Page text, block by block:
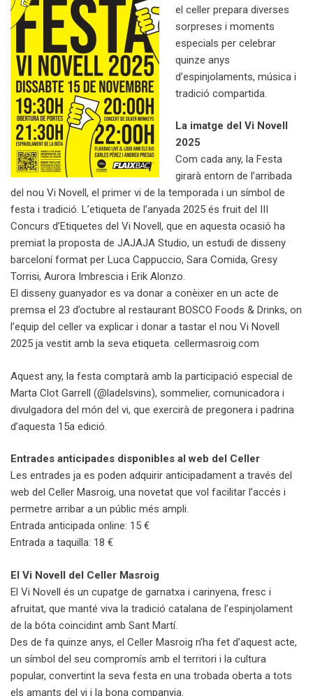
el celler prepara diverses
sorpreses i moments
especials per celebrar
quinze anys
d’espinjolaments, música i
tradició compartida.
La imatge del Vi Novell
2025
Com cada any, la Festa
girarà entorn de l’arribada
del nou Vi Novell, el primer vi de la temporada i un símbol de
festa i tradició. L’etiqueta de l’anyada 2025 és fruit del III
Concurs d’Etiquetes del Vi Novell, que en aquesta ocasió ha
premiat la proposta de JAJAJA Studio, un estudi de disseny
barceloní format per Luca Cappuccio, Sara Comida, Gresy
Torrisi, Aurora Imbrescia i Erik Alonzo.
El disseny guanyador es va donar a conèixer en un acte de
premsa el 23 d’octubre al restaurant BOSCO Foods & Drinks, on
l’equip del celler va explicar i donar a tastar el nou Vi Novell
2025 ja vestit amb la seva etiqueta. cellermasroig.com
Aquest any, la festa comptarà amb la participació especial de
Marta Clot Garrell (@ladelsvins), sommelier, comunicadora i
divulgadora del món del vi, que exercirà de pregonera i padrina
d’aquesta 15a edició.
Entrades anticipades disponibles al web del Celler
Les entrades ja es poden adquirir anticipadament a través del
web del Celler Masroig, una novetat que vol facilitar l’accés i
permetre arribar a un públic més ampli.
Entrada anticipada online: 15 €
Entrada a taquilla: 18 €
El Vi Novell del Celler Masroig
El Vi Novell és un cupatge de garnatxa i carinyena, fresc i
afruitat, que manté viva la tradició catalana de l’espinjolament
de la bóta coincidint amb Sant Martí.
Des de fa quinze anys, el Celler Masroig n’ha fet d’aquest acte,
un símbol del seu compromís amb el territori i la cultura
popular, convertint la seva festa en una trobada oberta a tots
els amants del vi i la bona companyia.